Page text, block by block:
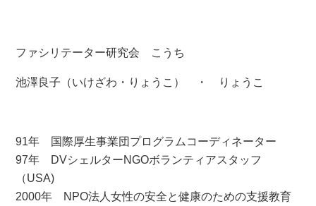
ファシリテーター研究会 こうち
池澤良子（いけざわ・りょうこ） ・ りょうこ
91年 国際厚生事業団プログラムコーディネーター
97年 DVシェルターNGOボランティアスタッフ
（USA)
2000年 NPO法人女性の安全と健康のための支援教育